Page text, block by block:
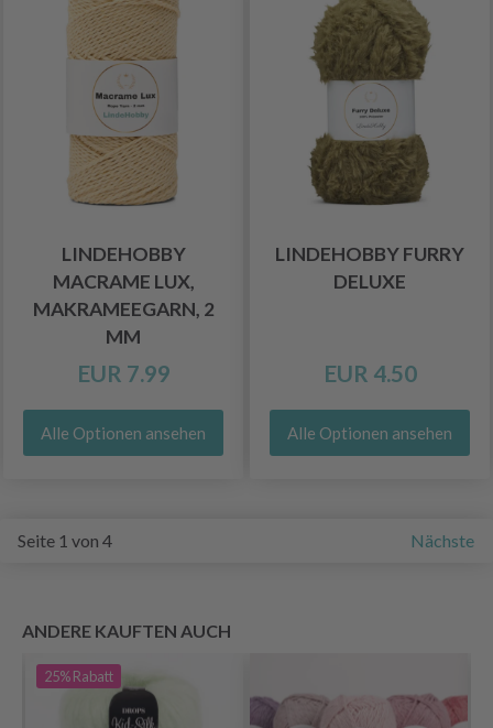
LINDEHOBBY
MACRAME LUX,
MAKRAMEEGARN, 2
MM
EUR 7.99
Alle Optionen ansehen
LINDEHOBBY FURRY
DELUXE
EUR 4.50
Alle Optionen ansehen
Seite 1 von 4 Nächste
ANDERE KAUFTEN AUCH
25%Rabatt